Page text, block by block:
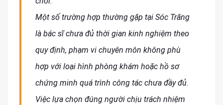
Một số trường hợp thường gặp tại Sóc Trăng
là bác sĩ chưa đủ thời gian kinh nghiệm theo
quy định, phạm vi chuyên môn không phù
hợp với loại hình phòng khám hoặc hồ sơ
chứng minh quá trình công tác chưa đầy đủ.
Việc lựa chọn đúng người chịu trách nhiệm